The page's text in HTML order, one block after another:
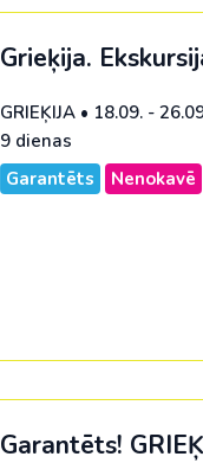
Grieķija.
GRIEĶIJA• 18.09. -
9 dienas
Garantēts
Nenokavē
Garantēts!